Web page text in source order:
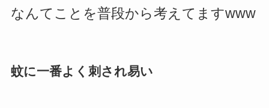
なんてことを普段から考えてますwww
蚊に一番よく刺され易い